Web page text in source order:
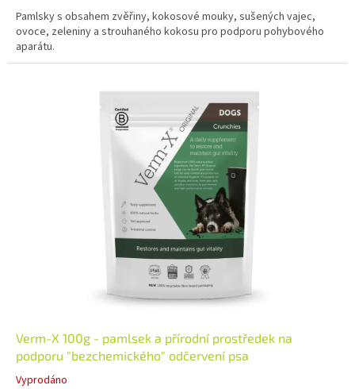
Pamlsky s obsahem zvěřiny, kokosové mouky, sušených vajec,
ovoce, zeleniny a strouhaného kokosu pro podporu pohybového
aparátu.
Verm-X 100g - pamlsek a přírodní prostředek na
podporu "bezchemického" odčervení psa
Vyprodáno